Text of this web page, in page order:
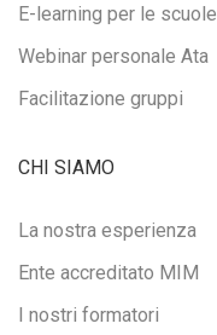
E-learning per le scuole
Webinar personale Ata
Facilitazione gruppi
CHI SIAMO
La nostra esperienza
Ente accreditato MIM
I nostri formatori